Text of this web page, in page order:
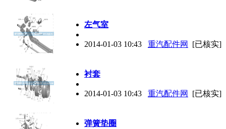
左气室
2014-01-03 10:43 重汽配件网 [已核实]
衬套
2014-01-03 10:43 重汽配件网 [已核实]
弹簧垫圈